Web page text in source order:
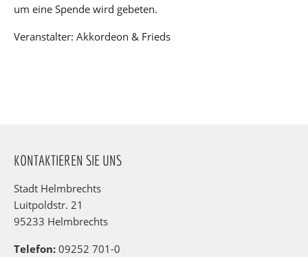
um eine Spende wird gebeten.
Veranstalter: Akkordeon & Frieds
KONTAKTIEREN SIE UNS
Stadt Helmbrechts
Luitpoldstr. 21
95233 Helmbrechts
Telefon: 09252 701-0